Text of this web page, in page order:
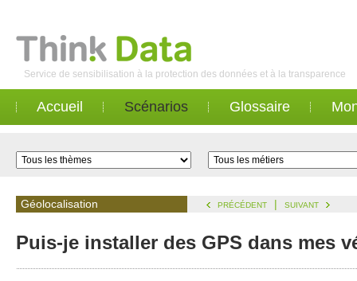
Service de sensibilisation à la protection des données et à la transparence
Accueil Scénarios Glossaire
Géolocalisation PRÉCÉDENT | SUIVANT
Puis-je installer des GPS dans mes